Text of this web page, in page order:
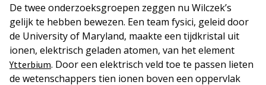
De twee onderzoeksgroepen zeggen nu Wilczek’s
gelijk te hebben bewezen. Een team fysici, geleid door
de University of Maryland, maakte een tijdkristal uit
ionen, elektrisch geladen atomen, van het element
Ytterbium. Door een elektrisch veld toe te passen lieten
de wetenschappers tien ionen boven een oppervlak